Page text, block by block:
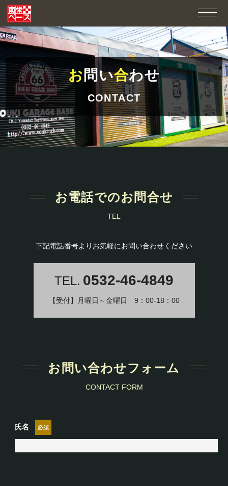
お問い合わせ
CONTACT
お電話でのお問合せ
TEL
下記電話番号よりお気軽にお問い合わせください
TEL. 0532-46-4849
【受付】月曜日～金曜日 9：00-18：00
お問い合わせフォーム
CONTACT FORM
氏名